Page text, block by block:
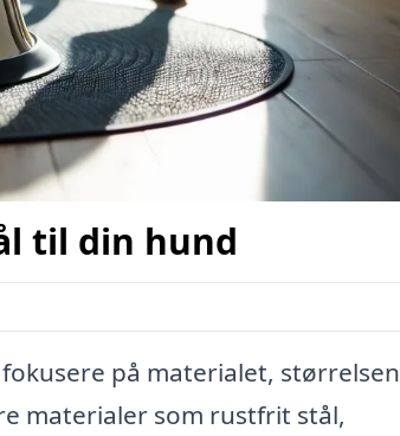
til din hund
fokusere på materialet, størrelsen
materialer som rustfrit stål,